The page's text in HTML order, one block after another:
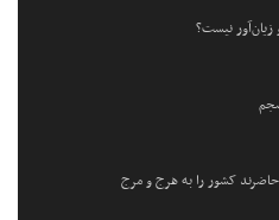
نیست؟
حاضرند کشور را به هرج و مرج